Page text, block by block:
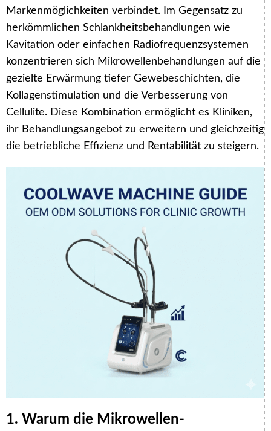
Markenmöglichkeiten verbindet. Im Gegensatz zu
herkömmlichen Schlankheitsbehandlungen wie
Kavitation oder einfachen Radiofrequenzsystemen
konzentrieren sich Mikrowellenbehandlungen auf die
gezielte Erwärmung tiefer Gewebeschichten, die
Kollagenstimulation und die Verbesserung von
Cellulite. Diese Kombination ermöglicht es Kliniken,
ihr Behandlungsangebot zu erweitern und gleichzeitig
die betriebliche Effizienz und Rentabilität zu steigern.
1. Warum die Mikrowellen-